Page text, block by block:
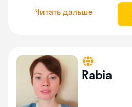
Читать дальше
Rabia